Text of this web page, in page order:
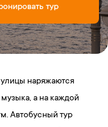
тур
наряжаются
а на каждой
Автобусный тур